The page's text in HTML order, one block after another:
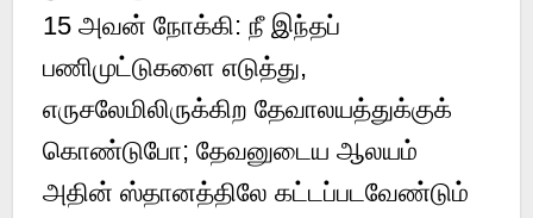
15 அவன் நோக்கி: நீ இந்தப்
பணிமுட்டுகளை எடுத்து,
எருசலேமிலிருக்கிற தேவாலயத்துக்குக்
கொண்டுபோ; தேவனுடைய ஆலயம்
அதின் ஸ்தானத்திலே கட்டப்படவேண்டும்